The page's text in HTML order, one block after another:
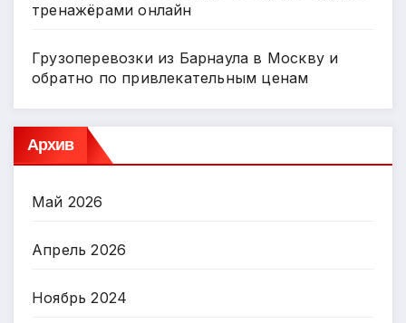
тренажёрами онлайн
Грузоперевозки из Барнаула в Москву и
обратно по привлекательным ценам
Архив
Май 2026
Апрель 2026
Ноябрь 2024